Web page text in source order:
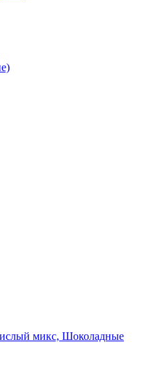
микс, Шоколадные